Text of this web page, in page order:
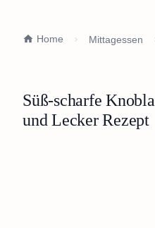
Home Mittagessen
Süß-scharfe
und Lecker Rezept